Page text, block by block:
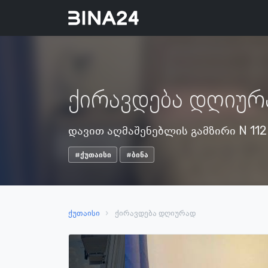
ქირავდება
დავით აღმაშენებლის გამზირი N
#ქუთაისი #ბინა
ქუთაისი ქირავდება დღიურად